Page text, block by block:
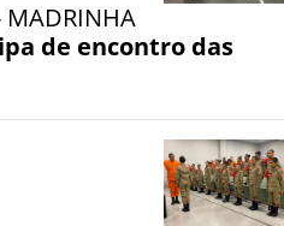
MADRINHA
de encontro das